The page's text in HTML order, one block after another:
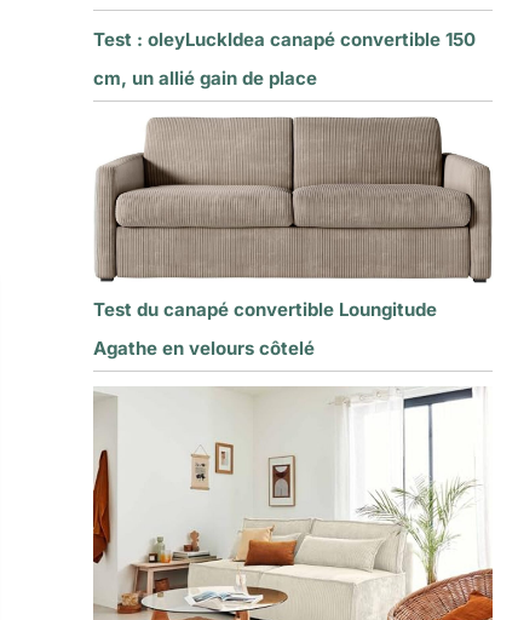
Test : oleyLuckIdea canapé convertible 150
cm, un allié gain de place
Test du canapé convertible Loungitude
Agathe en velours côtelé